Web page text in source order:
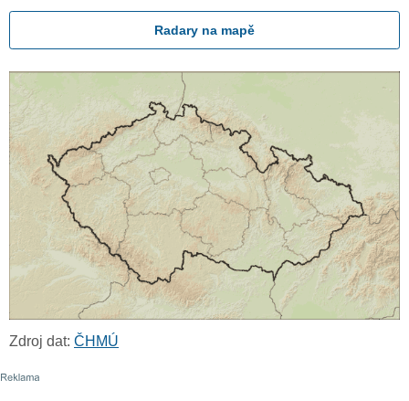
Radary na mapě
Zdroj dat: ČHMÚ